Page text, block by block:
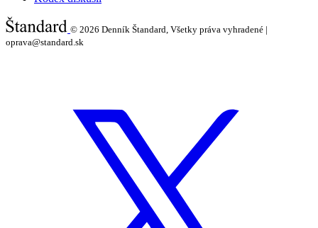
© 2026 Denník Štandard, Všetky práva vyhradené |
oprava@standard.sk